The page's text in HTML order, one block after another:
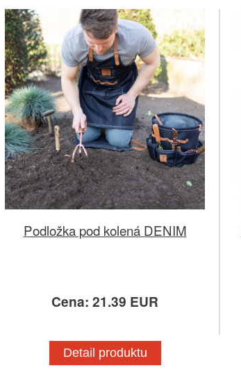
Podložka pod kolená DENIM
Cena: 21.39 EUR
Detail produktu